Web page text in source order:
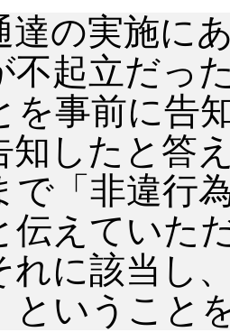
達の実施に
不起立だっ
を事前に告
知したと答
で「非違行
伝えていた
れに該当し
ということ